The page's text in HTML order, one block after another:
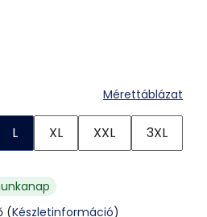
Mérettáblázat
L XL XXL 3XL
(Készletinformáció)